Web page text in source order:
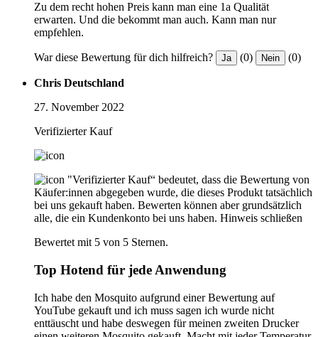
Zu dem recht hohen Preis kann man eine 1a Qualität
erwarten. Und die bekommt man auch. Kann man nur
empfehlen.
War diese Bewertung für dich hilfreich? Ja (0) Nein (0)
Chris Deutschland
27. November 2022
Verifizierter Kauf
"Verifizierter Kauf“ bedeutet, dass die Bewertung von
Käufer:innen abgegeben wurde, die dieses Produkt tatsächlich
bei uns gekauft haben. Bewerten können aber grundsätzlich
alle, die ein Kundenkonto bei uns haben. Hinweis schließen
Bewertet mit 5 von 5 Sternen.
Top Hotend für jede Anwendung
Ich habe den Mosquito aufgrund einer Bewertung auf
YouTube gekauft und ich muss sagen ich wurde nicht
enttäuscht und habe deswegen für meinen zweiten Drucker